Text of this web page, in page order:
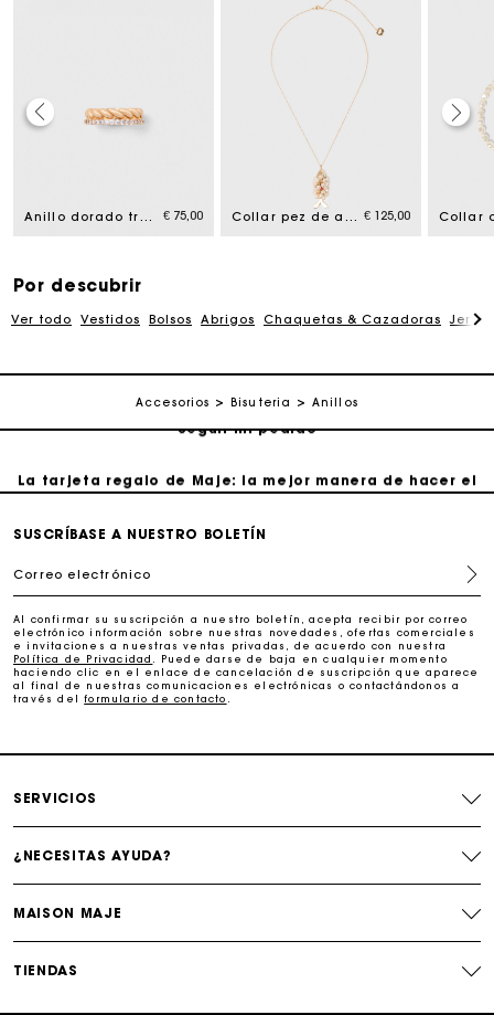
Anillo dorado trenzado con strass € 75,00 Collar pez de abalorios € 125,00
Por descubrir
Ver todo Vestidos Bolsos Abrigos Chaquetas & Cazadoras
Accesorios Bisuteria Anillos
La tarjeta regalo de Maje: la mejor manera de hacer el
Entrega a domicilio ofrecida dentro de 2-3 días
Paga en 3 cuotas sin comisiones
regalo perfecto
Entrega a domicilio ofrecida dentro de 2-3 días
Cambios & Devoluciones gratuitos
SUSCRÍBASE A NUESTRO BOLETÍN
Correo electrónico
Al confirmar su suscripción a nuestro boletín, acepta recibir por correo
electrónico información sobre nuestras novedades, ofertas comerciales
e invitaciones a nuestras ventas privadas, de acuerdo con nuestra
Política de Privacidad
. Puede darse de baja en cualquier momento
haciendo clic en el enlace de cancelación de suscripción que aparece
al final de nuestras comunicaciones electrónicas o contactándonos a
través delformulario de contacto
SERVICIOS
¿NECESITAS AYUDA?
MAISON MAJE
TIENDAS